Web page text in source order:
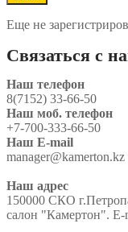
Еще не
Связаться с
Наш телефон
8(7152) 33-66-50
Наш моб. телефон
+7-700-333-66-50
Наш E-mail
manager@kamerton.kz
Наш адрес
150000 СКО
салон "Камертон". E-